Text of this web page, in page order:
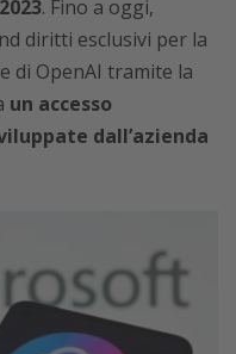
. Fino a oggi,
diritti esclusivi per la
di OpenAI tramite la
un accesso
dall’azienda